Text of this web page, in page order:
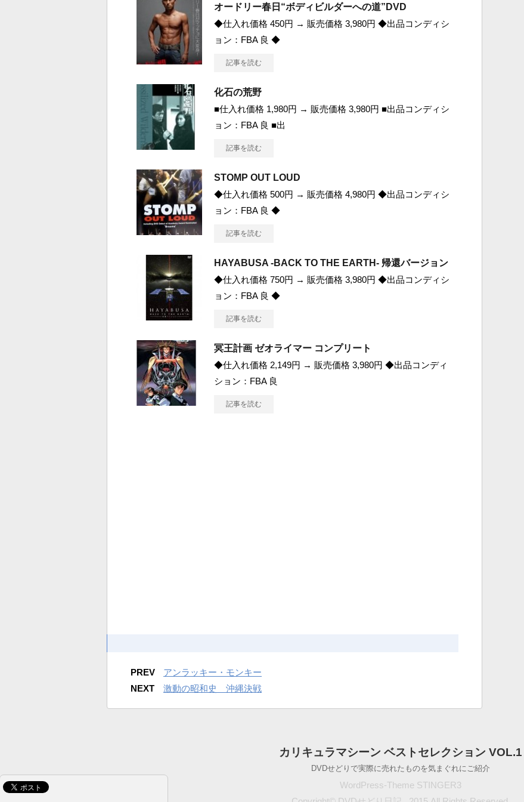
オードリー春日“ボディビルダーへの道”DVD
◆仕入れ価格 450円 → 販売価格 3,980円 ◆出品コンディシ
ョン：FBA 良 ◆
記事を読む
化石の荒野
■仕入れ価格 1,980円 → 販売価格 3,980円 ■出品コンディシ
ョン：FBA 良 ■出
記事を読む
STOMP OUT LOUD
◆仕入れ価格 500円 → 販売価格 4,980円 ◆出品コンディシ
ョン：FBA 良 ◆
記事を読む
HAYABUSA -BACK TO THE EARTH- 帰還バージョン
◆仕入れ価格 750円 → 販売価格 3,980円 ◆出品コンディシ
ョン：FBA 良 ◆
記事を読む
冥王計画 ゼオライマー コンプリート
◆仕入れ価格 2,149円 → 販売価格 3,980円 ◆出品コンディ
ション：FBA 良
記事を読む
PREV
アンラッキー・モンキー
NEXT
激動の昭和史 沖縄決戦
カリキュラマシーン ベストセレクション VOL.1
DVDせどりで実際に売れたものを気まぐれにご紹介
WordPress-Theme STINGER3